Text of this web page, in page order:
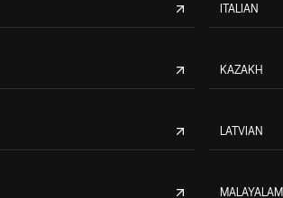
ITALIAN
KAZAKH
LATVIAN
MALAYALAM